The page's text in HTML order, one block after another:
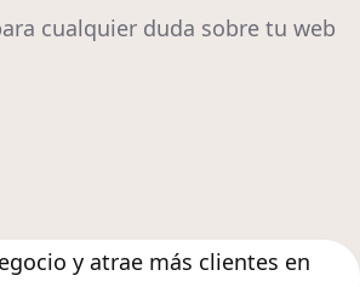
cualquier duda sobre tu web
y atrae más clientes en